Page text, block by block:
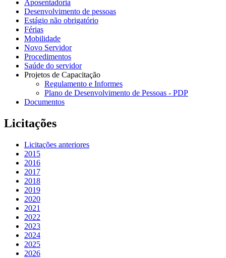
Aposentadoria
Desenvolvimento de pessoas
Estágio não obrigatório
Férias
Mobilidade
Novo Servidor
Procedimentos
Saúde do servidor
Projetos de Capacitação
Regulamento e Informes
Plano de Desenvolvimento de Pessoas - PDP
Documentos
Licitações
Licitações anteriores
2015
2016
2017
2018
2019
2020
2021
2022
2023
2024
2025
2026